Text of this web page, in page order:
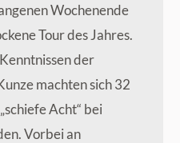
Wochenende
Tour des Jahres.
der
machten sich 32
Acht“ bei
Vorbei an